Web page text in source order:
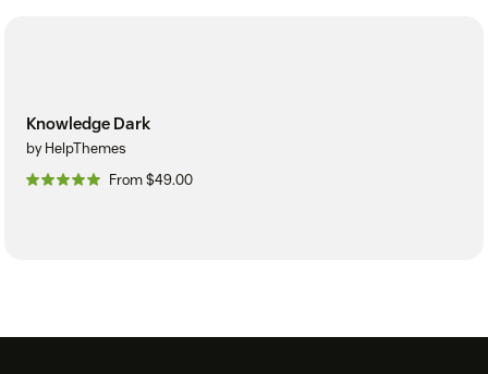
Knowledge Dark
by HelpThemes
From $49.00